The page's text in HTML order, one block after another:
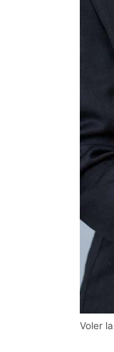
Voler